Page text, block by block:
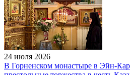
24 июля 2026
В Горненском монастыре в Эйн-